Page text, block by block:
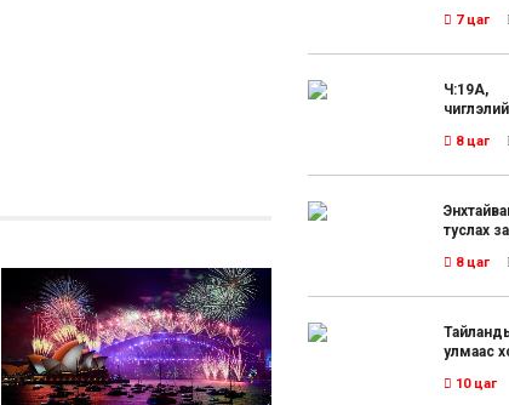
7 цаг
Ч:19А,
чиглэлийг
8 цаг
туслах
8 цаг
улмаас
10 цаг